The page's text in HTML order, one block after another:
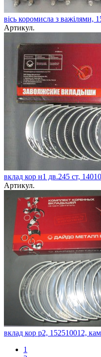
вісь коромисла з важілями,
Артикул.
вклад кор н1 дв.245 ст,
Артикул.
вклад кор р2, 152510012,
1